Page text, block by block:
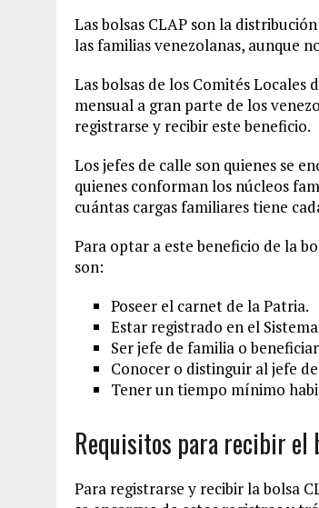
Las bolsas CLAP son la
las familias venezolanas, aunque
Las bolsas de los Comités
mensual a gran parte de los
registrarse y recibir este beneficio.
Los jefes de calle son quienes se
quienes conforman los núcleos
cuántas cargas familiares tiene
Para optar a este beneficio de la
son:
Poseer el carnet de la Patria.
Estar registrado en el
Ser jefe de familia o
Conocer o distinguir al jefe
Tener un tiempo mínimo
Requisitos para recibir el
Para registrarse y recibir la bolsa